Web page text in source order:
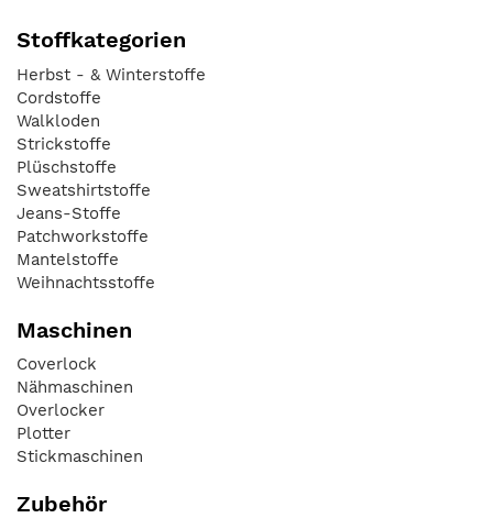
Stoffkategorien
Herbst - & Winterstoffe
Cordstoffe
Walkloden
Strickstoffe
Plüschstoffe
Sweatshirtstoffe
Jeans-Stoffe
Patchworkstoffe
Mantelstoffe
Weihnachtsstoffe
Maschinen
Coverlock
Nähmaschinen
Overlocker
Plotter
Stickmaschinen
Zubehör